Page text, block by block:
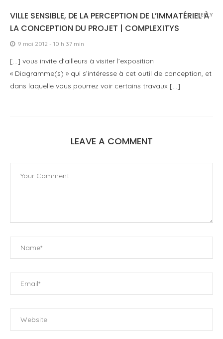
VILLE SENSIBLE, DE LA PERCEPTION DE L’IMMATÉRIEL À
LA CONCEPTION DU PROJET | COMPLEXITYS
9 mai 2012 - 10 h 37 min
[…] vous invite d’ailleurs à visiter l’exposition
« Diagramme(s) » qui s’intéresse à cet outil de conception, et
dans laquelle vous pourrez voir certains travaux […]
REPLY
LEAVE A COMMENT